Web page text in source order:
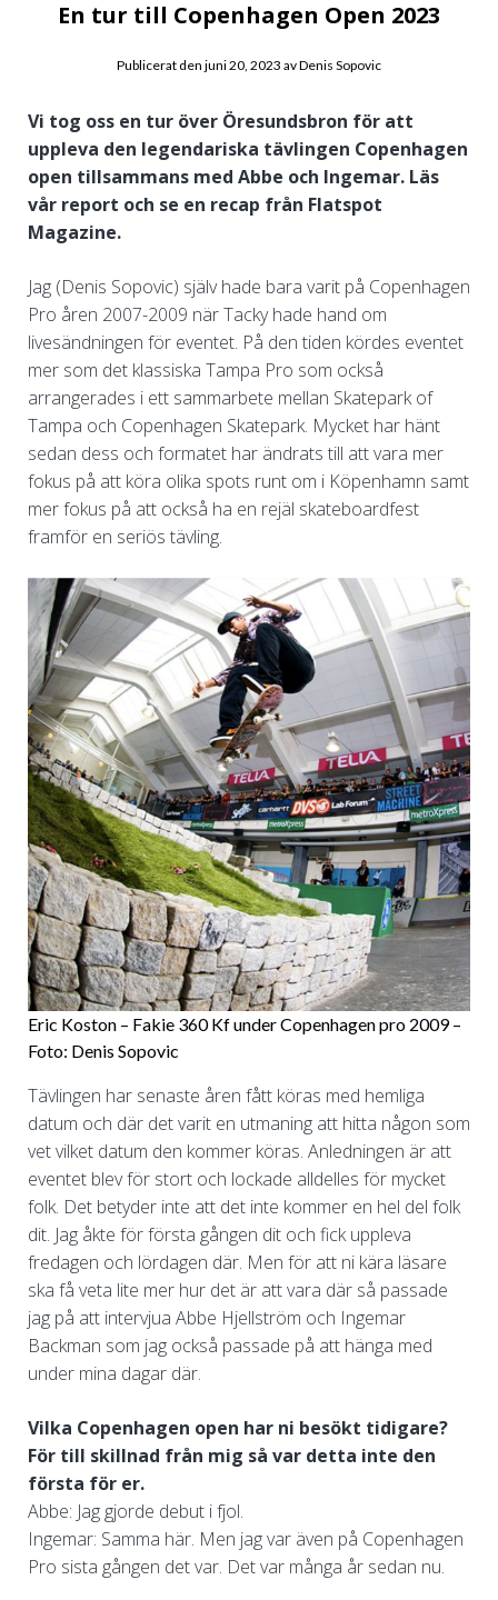
En tur till Copenhagen Open 2023
Publicerat den juni 20, 2023 avDenis Sopovic
Vi tog oss en tur över Öresundsbron för att
uppleva den legendariska tävlingen Copenhagen
open tillsammans med Abbe och Ingemar. Läs
vår report och se en recap från Flatspot
Magazine.
Jag (Denis Sopovic) själv hade bara varit på Copenhagen
Pro åren 2007-2009 när Tacky hade hand om
livesändningen för eventet. På den tiden kördes eventet
mer som det klassiska Tampa Pro som också
arrangerades i ett sammarbete mellan Skatepark of
Tampa och Copenhagen Skatepark. Mycket har hänt
sedan dess och formatet har ändrats till att vara mer
fokus på att köra olika spots runt om i Köpenhamn samt
mer fokus på att också ha en rejäl skateboardfest
framför en seriös tävling.
Eric Koston – Fakie 360 Kf under Copenhagen pro 2009 –
Foto: Denis Sopovic
Tävlingen har senaste åren fått köras med hemliga
datum och där det varit en utmaning att hitta någon som
vet vilket datum den kommer köras. Anledningen är att
eventet blev för stort och lockade alldelles för mycket
folk. Det betyder inte att det inte kommer en hel del folk
dit. Jag åkte för första gången dit och fick uppleva
fredagen och lördagen där. Men för att ni kära läsare
ska få veta lite mer hur det är att vara där så passade
jag på att intervjua Abbe Hjellström och Ingemar
Backman som jag också passade på att hänga med
under mina dagar där.
Vilka Copenhagen open har ni besökt tidigare?
För till skillnad från mig så var detta inte den
första för er.
Abbe: Jag gjorde debut i fjol.
Ingemar: Samma här. Men jag var även på Copenhagen
Pro sista gången det var. Det var många år sedan nu.